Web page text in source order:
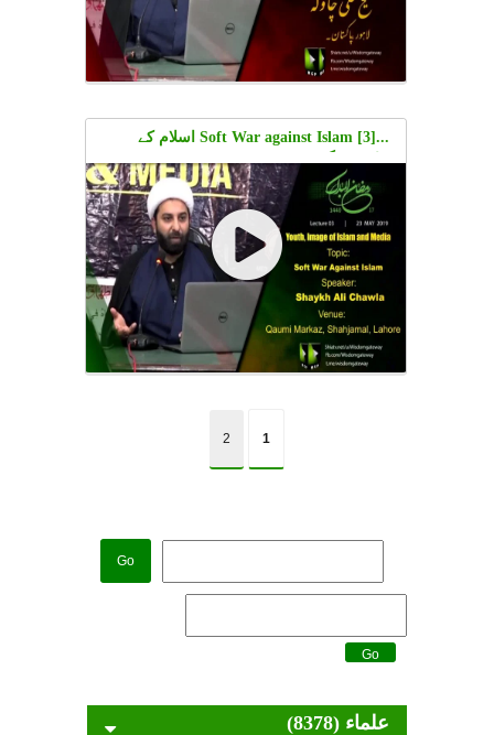
...[3] Soft War against Islam اسلام کے
خلاف جنگ نرم | Shaykh Ali Chawla
1
2
Go
Go
علماء (8378)